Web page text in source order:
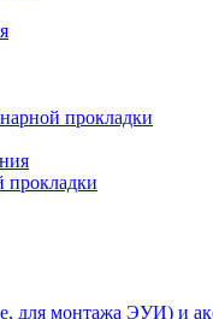
прокладки
прокладки
для монтажа ЭУИ) и